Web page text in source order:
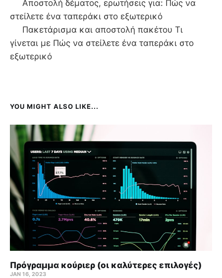
Αποστολή δέματος, ερωτήσεις για: Πώς να
στείλετε ένα ταπεράκι στο εξωτερικό
Πακετάρισμα και αποστολή πακέτου Τι
γίνεται με Πώς να στείλετε ένα ταπεράκι στο
εξωτερικό
YOU MIGHT ALSO LIKE...
Πρόγραμμα κούριερ (οι καλύτερες επιλογές)
JAN 16, 2023